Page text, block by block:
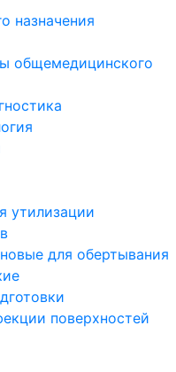
назначения
общемедицинского
утилизации
для обертывания
поверхностей